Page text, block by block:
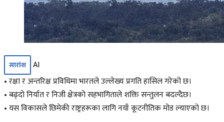
सारांश
AI
• रक्षा र अन्तरिक्ष प्रविधिमा भारतले उल्लेख्य प्रगति हासिल गरेको छ।
• बढ्दो निर्यात र निजी क्षेत्रको सहभागिताले शक्ति सन्तुलन बदल्दैछ।
• यस विकासले छिमेकी राष्ट्रहरूका लागि नयाँ कूटनीतिक मोड ल्याएको छ।